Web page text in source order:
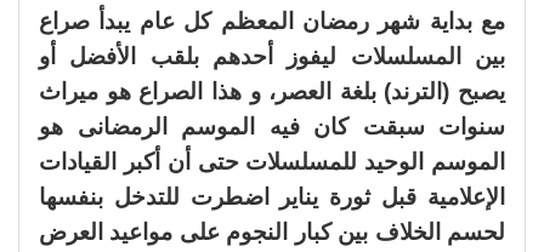
مع بداية شهر رمضان المعظم كل عام يبدأ صراع
بين المسلسلات ليفوز أحدهم بلقب الأفضل أو
يصبح (الترند) بلغة العصر، و هذا الصراع هو ميراث
سنوات سبقت كان فيه الموسم الرمضانى هو
الموسم الوحيد للمسلسلات حتى أن أكبر القيادات
الإعلامية قبل ثورة يناير اضطرت للتدخل بنفسها
لحسم الخلاف بين كبار النجوم على مواعيد العرض